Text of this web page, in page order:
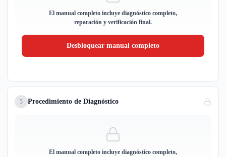
El manual completo incluye diagnóstico completo,
reparación y verificación final.
Desbloquear manual completo
5 Procedimiento de Diagnóstico
El manual completo incluye diagnóstico completo,